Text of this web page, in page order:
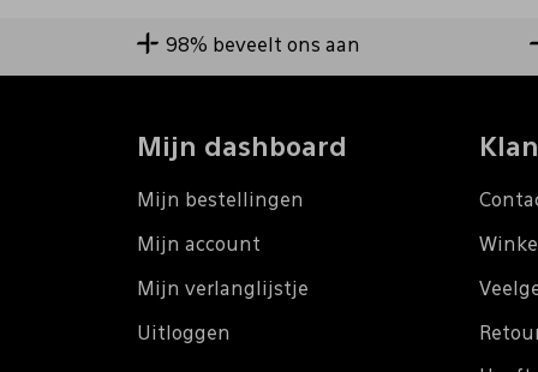
98% beveelt ons aan
Mijn dashboard
Mijn bestellingen
Mijn account
Mijn verlanglijstje
Uitloggen